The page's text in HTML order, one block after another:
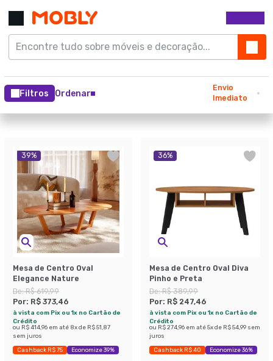
Filtros Ordenar
Envio
Imediato
39%
Mesa de Centro Oval
Elegance Nature
De:R$ 619,99
Por: R$ 373,46
à vista com Pix ou 1x no Cartão de
Crédito
ou R$ 414,96 em até 8x de R$ 51,87
sem juros
Cashback R$ 75 Economize 39%
36%
Mesa de Centro Oval Diva
Pinho e Preta
De:R$ 389,99
Por: R$ 247,46
à vista com Pix ou 1x no Cartão de
Crédito
ou R$ 274,96 em até5x de R$ 54,99 sem
juros
Cashback R$ 40 Economize 36%